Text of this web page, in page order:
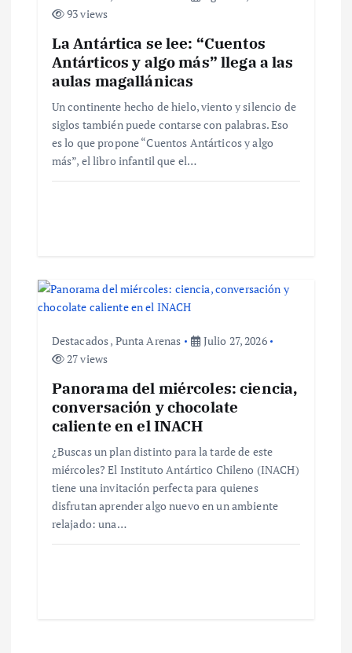
a
93 views
La Antártica se lee: “Cuentos
Antárticos y algo más” llega a las
aulas magallánicas
Un continente hecho de hielo, viento y silencio de
siglos también puede contarse con palabras. Eso
es lo que propone “Cuentos Antárticos y algo
más”, el libro infantil que el…
Destacados, Punta Arenas
Julio 27, 2026
27 views
Panorama del miércoles: ciencia,
conversación y chocolate
caliente en el INACH
¿Buscas un plan distinto para la tarde de este
miércoles? El Instituto Antártico Chileno (INACH)
tiene una invitación perfecta para quienes
disfrutan aprender algo nuevo en un ambiente
relajado: una…